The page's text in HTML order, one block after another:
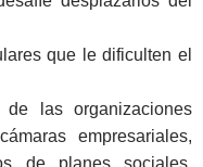
que le dificulten el
las organizaciones
empresariales,